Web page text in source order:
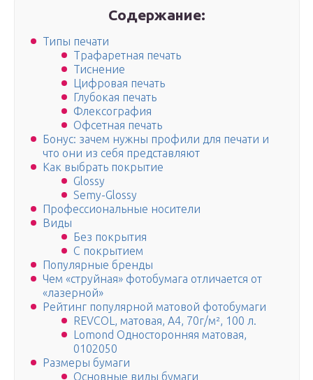
Содержание:
Типы печати
Трафаретная печать
Тиснение
Цифровая печать
Глубокая печать
Флексография
Офсетная печать
Бонус: зачем нужны профили для печати и
что они из себя представляют
Как выбрать покрытие
Glossy
Semy-Glossy
Профессиональные носители
Виды
Без покрытия
С покрытием
Популярные бренды
Чем «струйная» фотобумага отличается от
«лазерной»
Рейтинг популярной матовой фотобумаги
REVCOL, матовая, A4, 70г/м², 100 л.
Lomond Односторонняя матовая,
0102050
Размеры бумаги
Основные виды бумаги